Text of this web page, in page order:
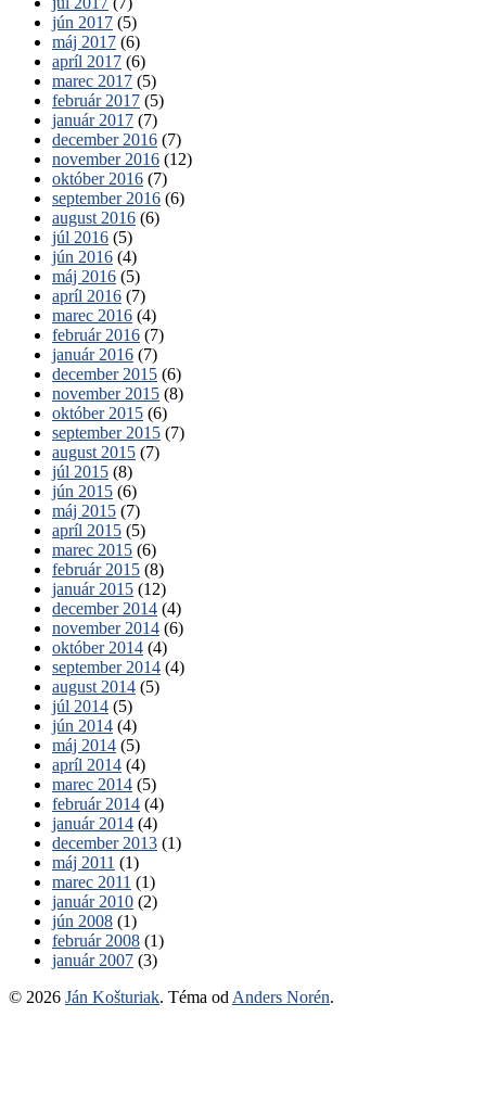
jún 2017 (5)
máj 2017 (6)
apríl 2017 (6)
marec 2017 (5)
február 2017 (5)
január 2017 (7)
december 2016 (7)
november 2016 (12)
október 2016 (7)
september 2016 (6)
august 2016 (6)
júl 2016 (5)
jún 2016 (4)
máj 2016 (5)
apríl 2016 (7)
marec 2016 (4)
február 2016 (7)
január 2016 (7)
december 2015 (6)
november 2015 (8)
október 2015 (6)
september 2015 (7)
august 2015 (7)
júl 2015 (8)
jún 2015 (6)
máj 2015 (7)
apríl 2015 (5)
marec 2015 (6)
február 2015 (8)
január 2015 (12)
december 2014 (4)
november 2014 (6)
október 2014 (4)
september 2014 (4)
august 2014 (5)
júl 2014 (5)
jún 2014 (4)
máj 2014 (5)
apríl 2014 (4)
marec 2014 (5)
február 2014 (4)
január 2014 (4)
december 2013 (1)
máj 2011 (1)
marec 2011 (1)
január 2010 (2)
jún 2008 (1)
február 2008 (1)
január 2007 (3)
© 2026 Ján Košturiak. Téma od Anders Norén.